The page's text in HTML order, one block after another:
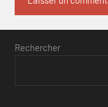
Rechercher